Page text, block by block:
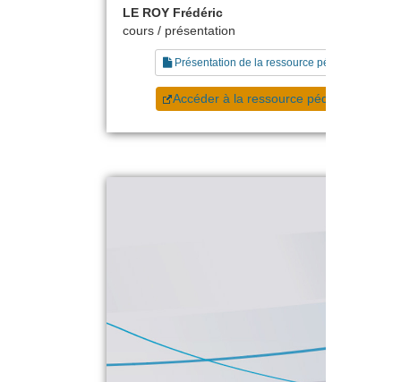
LE ROY Frédéric
cours / présentation
Présentation de la ressource pédagogique
Accéder à la ressource pédagogique